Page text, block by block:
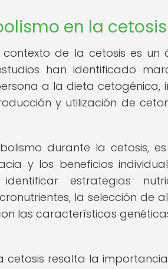
en la cetosis
de la cetosis es un
han identificado
a la dieta cetogénica,
y utilización de
durante la cetosis,
y los beneficios
estrategias
la selección de
las características
cetosis resalta la